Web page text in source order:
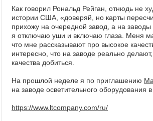
Как говорил Рональд Рейган, отнюдь не
истории США, «доверяй, но карты
прихожу на очередной завод, а на заводы
я отключаю уши и включаю глаза. Меня
что мне рассказывают про высокое
интересно, что на заводе реально
качества добиться.
На прошлой неделе я по приглашению
на заводе осветительного оборудования
https://www.ltcompany.com/ru/